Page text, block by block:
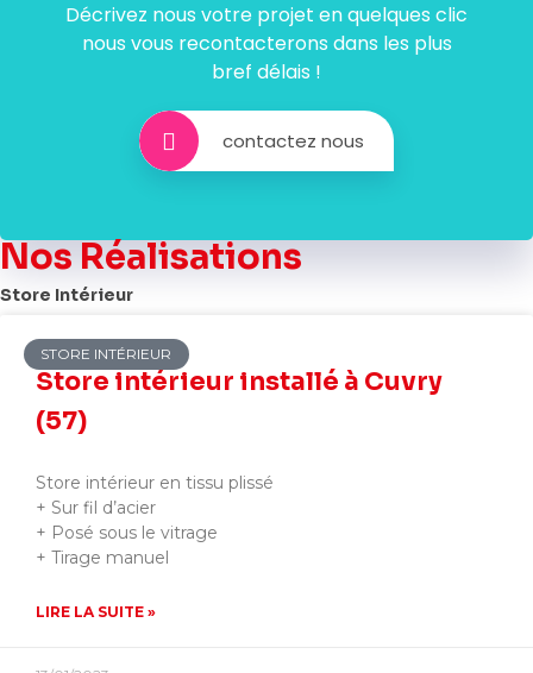
Décrivez nous votre projet en quelques clic
nous vous recontacterons dans les plus
bref délais !
contactez nous
Nos Réalisations
Store Intérieur
STORE INTÉRIEUR
Store intérieur installé à Cuvry
(57)
Store intérieur en tissu plissé
+ Sur fil d’acier
+ Posé sous le vitrage
+ Tirage manuel
LIRE LA SUITE »